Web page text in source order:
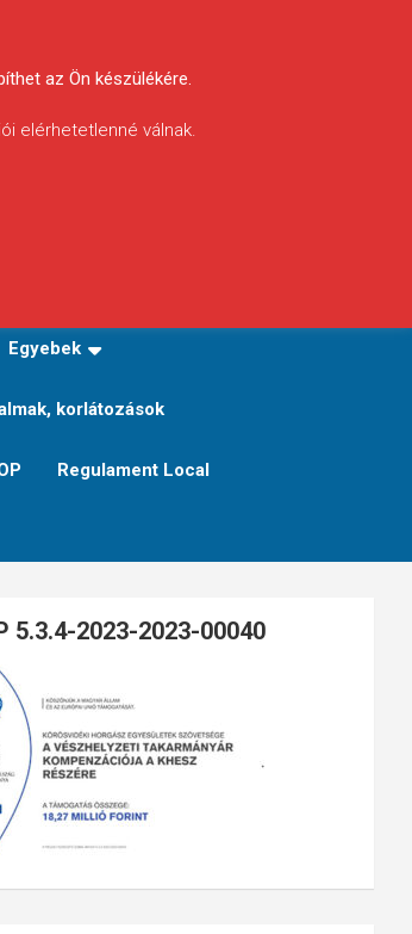
Egyebek
korlátozások
Regulament Local
5.3.4-2023-2023-00040
az Ön készülékére.
elérhetetlenné válnak.